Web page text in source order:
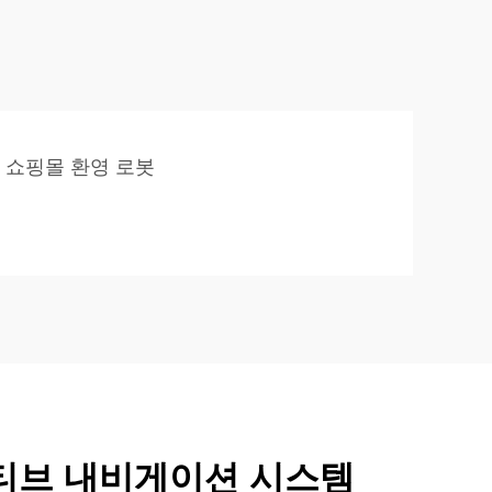
쇼핑몰 환영 로봇
브 내비게이션 시스템